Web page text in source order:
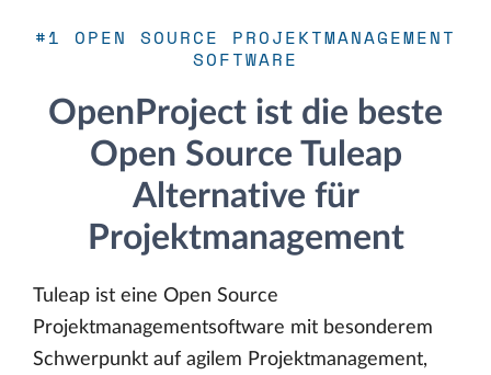
#1 OPEN SOURCE PROJEKTMANAGEMENT
SOFTWARE
OpenProject ist die beste
Open Source Tuleap
Alternative für
Projektmanagement
Tuleap ist eine Open Source
Projektmanagementsoftware mit besonderem
Schwerpunkt auf agilem Projektmanagement,